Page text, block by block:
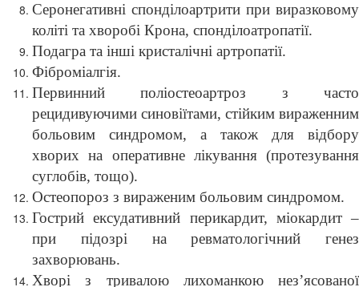
Серонегативні спонділоартрити при виразковому
коліті та хворобі Крона, спонділоатропатії.
Подагра та інші кристалічні артропатії.
Фіброміалгія.
Первинний поліостеоартроз з часто
рецидивуючими синовіїтами, стійким вираженним
больовим синдромом, а також для відбору
хворих на оперативне лікування (протезування
суглобів, тощо).
Остеопороз з вираженим больовим синдромом.
Гострий ексудативний перикардит, міокардит –
при підозрі на ревматологічний генез
захворювань.
Хворі з тривалою лихоманкою нез’ясованої